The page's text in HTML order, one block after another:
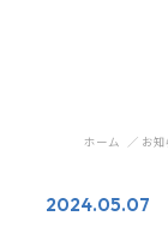
ホーム お知
2024.05.07